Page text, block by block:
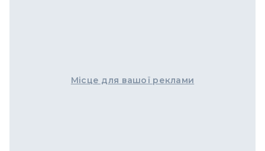
Місце для вашої реклами